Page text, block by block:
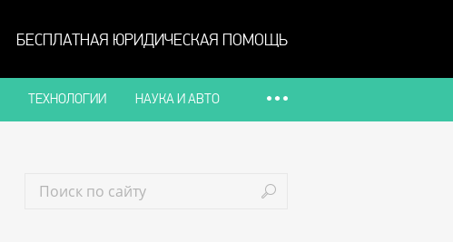
БЕСПЛАТНАЯ ЮРИДИЧЕСКАЯ ПОМОЩЬ
ТЕХНОЛОГИИ НАУКА И АВТО